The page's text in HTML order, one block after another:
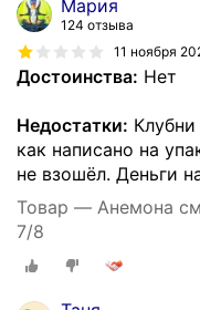
Мария
124 отзыва
11 ноября
Достоинства: Нет
Недостатки:
как написано на
не взошёл. Деньги
Товар — Анемона
7/8